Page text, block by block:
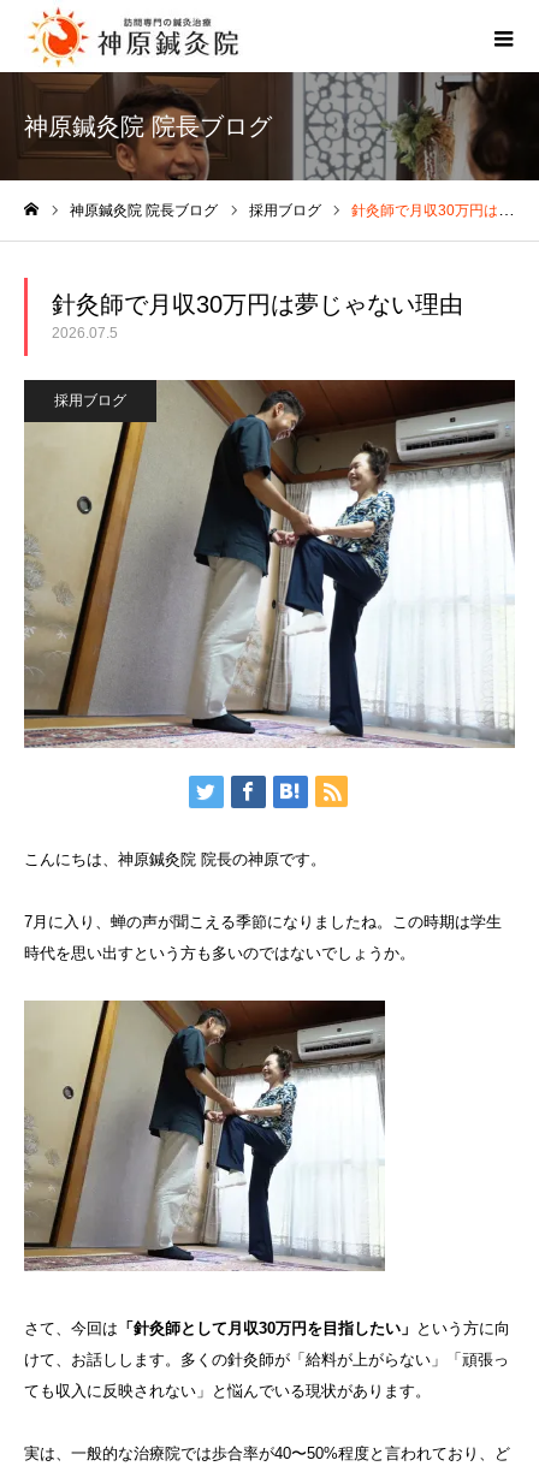
神原鍼灸院 院長ブログ
神原鍼灸院 院長ブログ 採用ブログ 針灸師で月収30万円は夢じゃない理由
針灸師で月収30万円は夢じゃない理由
2026.07.5
採用ブログ
こんにちは、神原鍼灸院 院長の神原です。
7月に入り、蝉の声が聞こえる季節になりましたね。この時期は学生
時代を思い出すという方も多いのではないでしょうか。
さて、今回は 「針灸師として月収30万円を目指したい」 という方に向
けて、お話しします。多くの針灸師が「給料が上がらない」「頑張っ
ても収入に反映されない」と悩んでいる現状があります。
実は、一般的な治療院では歩合率が40〜50%程度と言われており、ど